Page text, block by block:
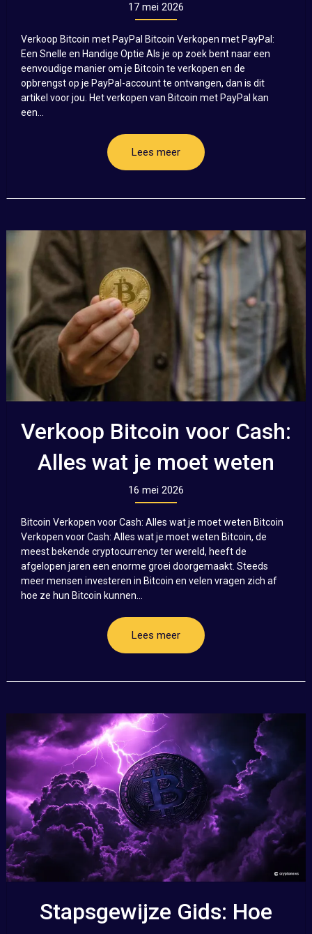
17 mei 2026
Verkoop Bitcoin met PayPal Bitcoin Verkopen met PayPal:
Een Snelle en Handige Optie Als je op zoek bent naar een
eenvoudige manier om je Bitcoin te verkopen en de
opbrengst op je PayPal-account te ontvangen, dan is dit
artikel voor jou. Het verkopen van Bitcoin met PayPal kan
een...
Lees meer
Verkoop Bitcoin voor Cash:
Alles wat je moet weten
16 mei 2026
Bitcoin Verkopen voor Cash: Alles wat je moet weten Bitcoin
Verkopen voor Cash: Alles wat je moet weten Bitcoin, de
meest bekende cryptocurrency ter wereld, heeft de
afgelopen jaren een enorme groei doorgemaakt. Steeds
meer mensen investeren in Bitcoin en velen vragen zich af
hoe ze hun Bitcoin kunnen...
Lees meer
Stapsgewijze Gids: Hoe